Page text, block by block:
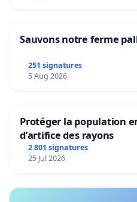
Sauvons notre ferme
251 signatures
5 Aug 2026
Protéger la population
d’artifice des rayons
2 801 signatures
25 Jul 2026